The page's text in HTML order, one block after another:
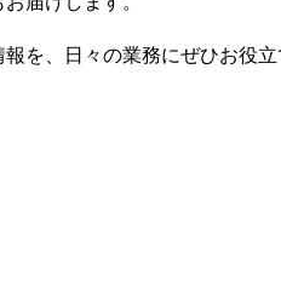
を、日々の業務にぜひお役立